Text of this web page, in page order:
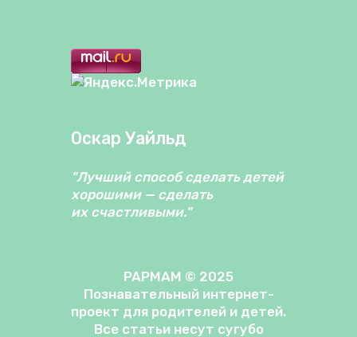
Оскар Уайльд
"Лучший способ сделать детей
хорошими — сделать
их счастливыми."
PAPMAM © 2025
Познавательный интернет-
проект для родителей и детей.
Все статьи несут сугубо